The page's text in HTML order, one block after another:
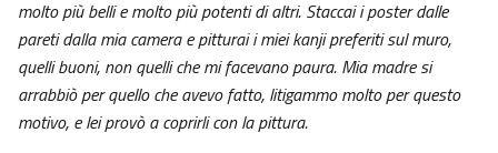
molto più belli e molto più potenti di altri. Staccai i poster dalle
pareti dalla mia camera e pitturai i miei kanji preferiti sul muro,
quelli buoni, non quelli che mi facevano paura. Mia madre si
arrabbiò per quello che avevo fatto, litigammo molto per questo
motivo, e lei provò a coprirli con la pittura.